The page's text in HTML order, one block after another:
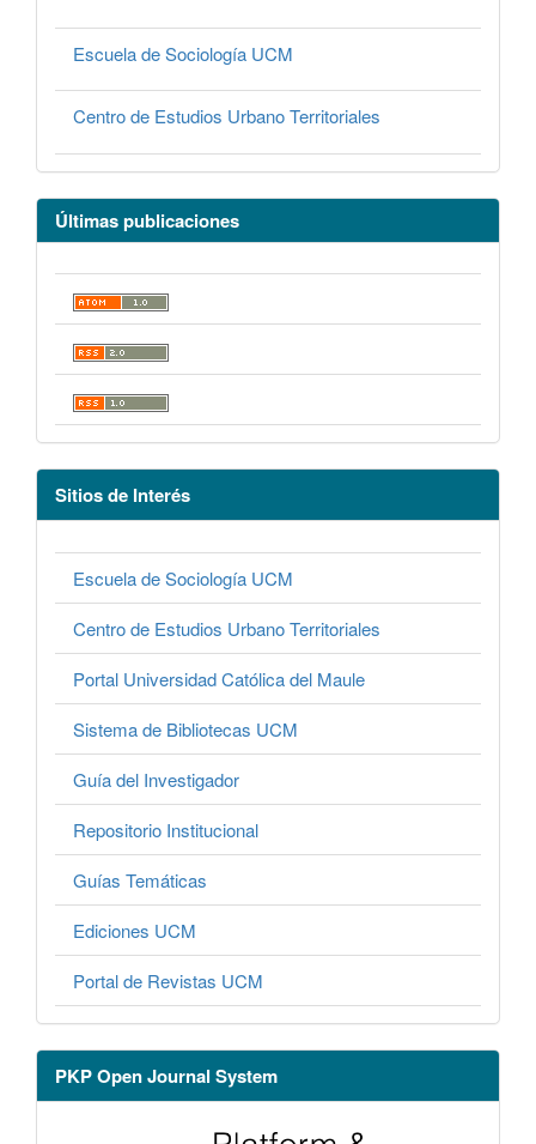
Escuela de Sociología UCM
Centro de Estudios Urbano Territoriales
Últimas publicaciones
Sitios de Interés
Escuela de Sociología UCM
Centro de Estudios Urbano Territoriales
Portal Universidad Católica del Maule
Sistema de Bibliotecas UCM
Guía del Investigador
Repositorio Institucional
Guías Temáticas
Ediciones UCM
Portal de Revistas UCM
PKP Open Journal System